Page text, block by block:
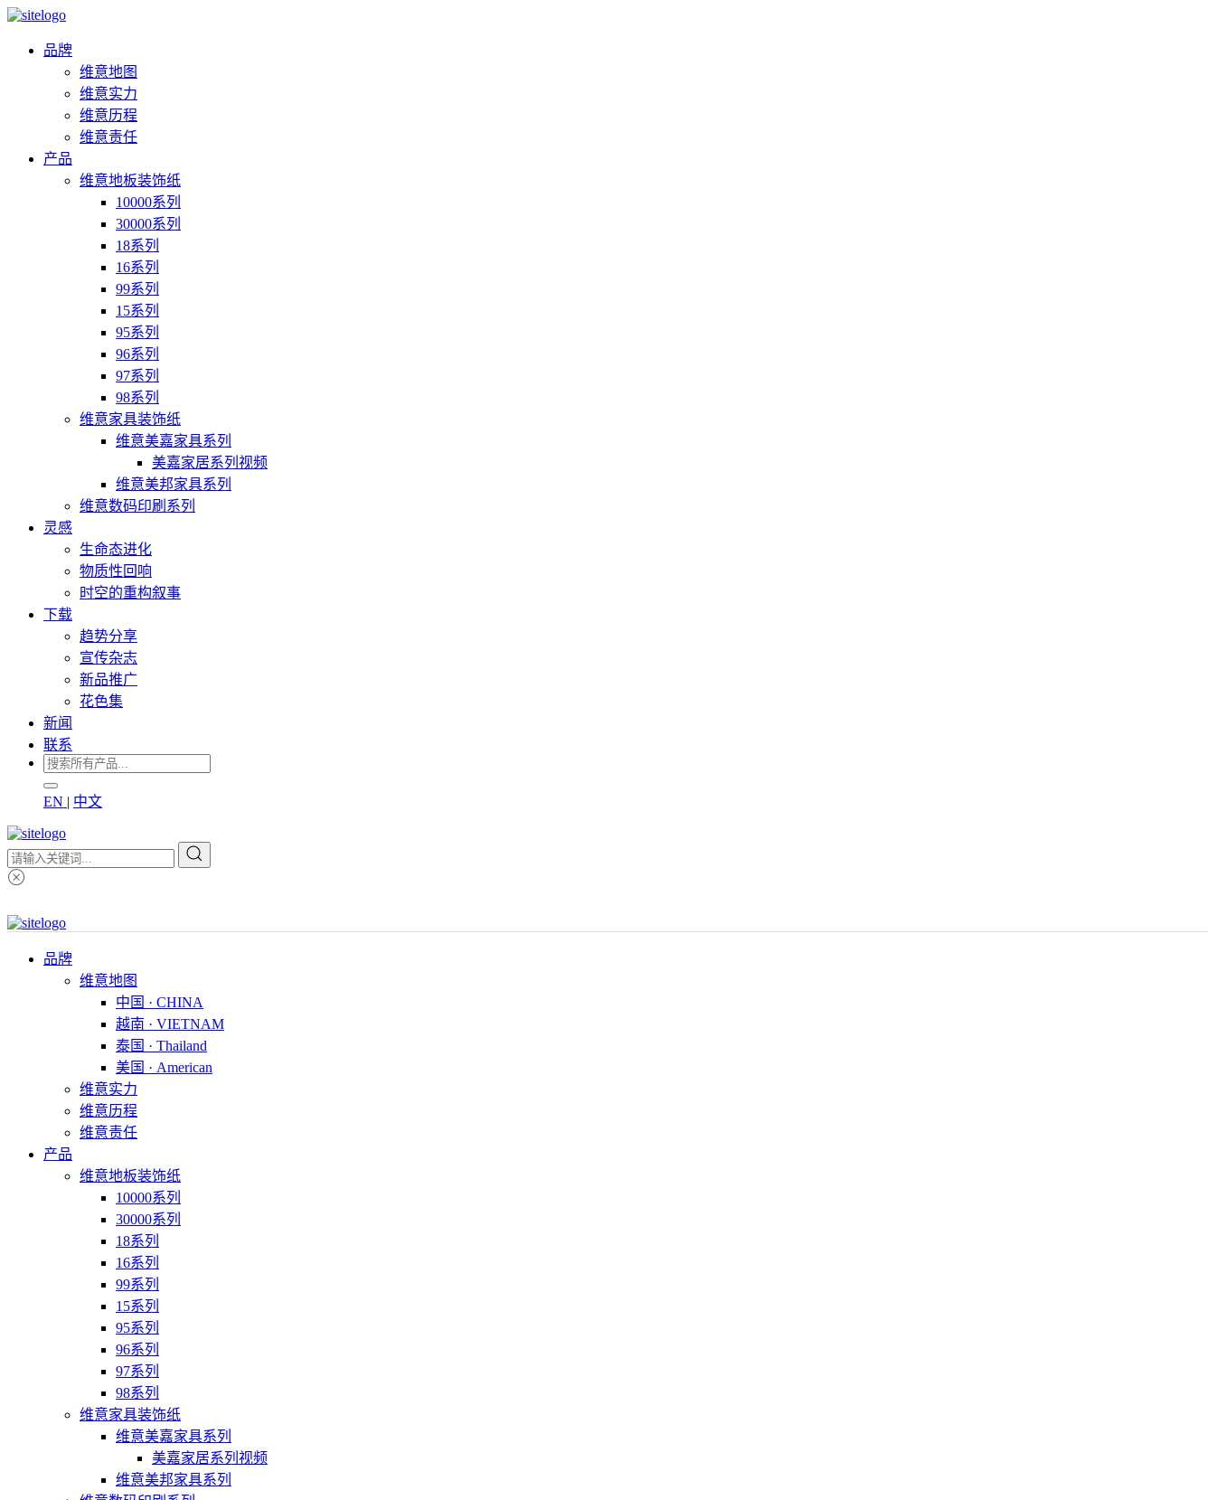
品牌
维意地图
维意实力
维意历程
维意责任
产品
维意地板装饰纸
10000系列
30000系列
18系列
16系列
99系列
15系列
95系列
96系列
97系列
98系列
维意家具装饰纸
维意美嘉家具系列
美嘉家居系列视频
维意美邦家具系列
维意数码印刷系列
灵感
生命态进化
物质性回响
时空的重构叙事
下载
趋势分享
宣传杂志
新品推广
花色集
新闻
联系
EN | 中文
品牌
维意地图
中国 · CHINA
越南 · VIETNAM
泰国 · Thailand
美国 · American
维意实力
维意历程
维意责任
产品
维意地板装饰纸
10000系列
30000系列
18系列
16系列
99系列
15系列
95系列
96系列
97系列
98系列
维意家具装饰纸
维意美嘉家具系列
美嘉家居系列视频
维意美邦家具系列